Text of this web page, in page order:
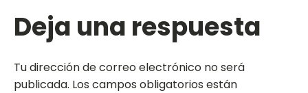
Deja una respuesta
Tu dirección de correo electrónico no será
publicada. Los campos obligatorios están